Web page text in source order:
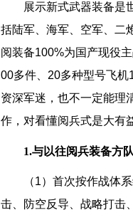
展示新式武器装备是
括陆军、海军、空军、二
阅装备100%为国产现役
00多件、20多种型号飞
资深军迷，也不一定能理
作，对看懂阅兵式是大有
1.与以往阅兵装备方
（1）首次按作战体
击、防空反导、战略打击